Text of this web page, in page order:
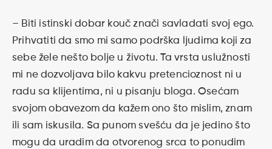
– Biti istinski dobar kouč znači savladati svoj ego.
Prihvatiti da smo mi samo podrška ljudima koji za
sebe žele nešto bolje u životu. Ta vrsta uslužnosti
mi ne dozvoljava bilo kakvu pretencioznost ni u
radu sa klijentima, ni u pisanju bloga. Osećam
svojom obavezom da kažem ono što mislim, znam
ili sam iskusila. Sa punom svešću da je jedino što
mogu da uradim da otvorenog srca to ponudim